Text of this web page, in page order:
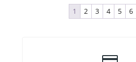
1 2 3 4 5 6